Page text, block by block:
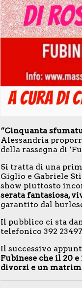
“Cinquanta
Alessandria
della rassegna di
Si tratta di una
Giglio e Gabriele
show piuttosto
serata fantasiosa,
garantito dal
Il pubblico ci sta
telefonico 392
Il successivo
Fubinese che il 20
divorzi e un